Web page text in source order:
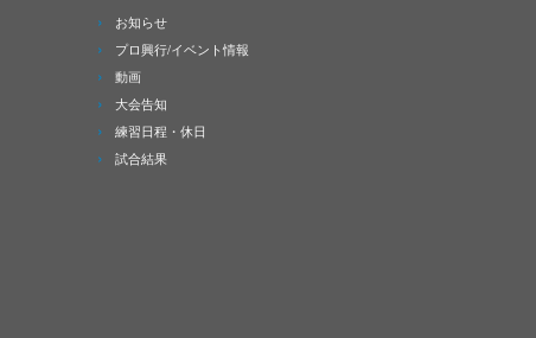
お知らせ
プロ興行/イベント情報
動画
大会告知
練習日程・休日
試合結果